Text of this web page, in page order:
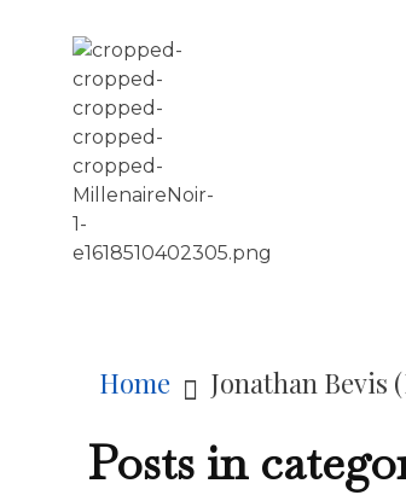
Home Jonathan Bevis
Posts in